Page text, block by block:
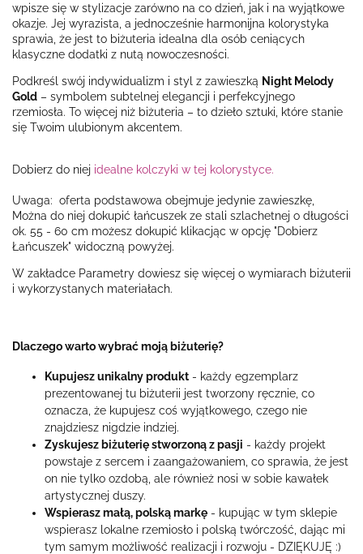
wpisze się w stylizacje zarówno na co dzień, jak i na wyjątkowe
okazje. Jej wyrazista, a jednocześnie harmonijna kolorystyka
sprawia, że jest to biżuteria idealna dla osób ceniących
klasyczne dodatki z nutą nowoczesności.
Podkreśl swój indywidualizm i styl z zawieszką Night Melody
Gold – symbolem subtelnej elegancji i perfekcyjnego
rzemiosła. To więcej niż biżuteria – to dzieło sztuki, które stanie
się Twoim ulubionym akcentem.
Dobierz do niej idealne kolczyki w tej kolorystyce.
Uwaga: oferta podstawowa obejmuje jedynie zawieszkę,
Można do niej dokupić łańcuszek ze stali szlachetnej o długości
ok. 55 - 60 cm możesz dokupić klikacjąc w opcję "Dobierz
Łańcuszek" widoczną powyżej.
W zakładce Parametry dowiesz się więcej o wymiarach biżuterii
i wykorzystanych materiałach.
Dlaczego warto wybrać moją biżuterię?
Kupujesz unikalny produkt - każdy egzemplarz
prezentowanej tu biżuterii jest tworzony ręcznie, co
oznacza, że kupujesz coś wyjątkowego, czego nie
znajdziesz nigdzie indziej.
Zyskujesz biżuterię stworzoną z pasji - każdy projekt
powstaje z sercem i zaangażowaniem, co sprawia, że jest
on nie tylko ozdobą, ale również nosi w sobie kawałek
artystycznej duszy.
Wspierasz małą, polską markę - kupując w tym sklepie
wspierasz lokalne rzemiosło i polską twórczość, dając mi
tym samym możliwość realizacji i rozwoju - DZIĘKUJĘ :)